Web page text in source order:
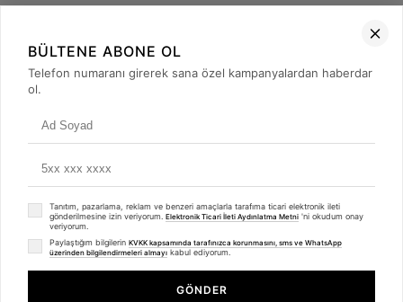
+90 (850) 473 08 08
© 2008 - 2026merterelektronik.com
- Tüm Hakları Saklıdır. Kredi kartı bilgileriniz 256bit SSL sertifikası ile
Whatsapp
BÜLTENE ABONE OL
Telefon numaranı girerek sana özel kampanyalardan haberdar
ol.
Tanıtım, pazarlama, reklam ve benzeri amaçlarla tarafıma ticari elektronik ileti
gönderilmesine izin veriyorum. Elektronik Ticari İleti Aydınlatma Metni 'ni okudum onay
veriyorum.
Paylaştığım bilgilerin KVKK kapsamında tarafınızca korunmasını, sms ve WhatsApp
üzerinden bilgilendirmeleri almayı kabul ediyorum.
GÖNDER